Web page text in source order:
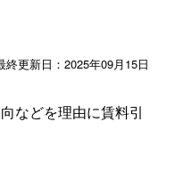
終更新日：2025年09月15日
などを理由に賃料引